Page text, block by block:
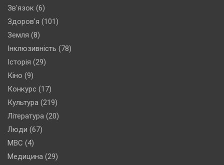
Зв'язок (6)
Здоров'я (101)
Земля (8)
Інклюзивність (78)
Історія (29)
Кіно (9)
Конкурс (17)
Культура (219)
Література (20)
Люди (67)
МВС (4)
Медицина (29)